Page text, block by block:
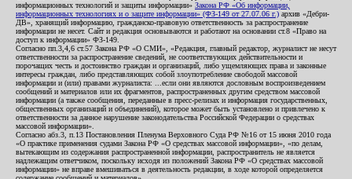
информационных технологий и защиты информации» Закона РФ «Об информации,
информационных технологиях и о защите информации» (ФЗ-149 от 27.07.06 г.) архив «Дебри-
ДВ», хранящий информацию, гражданско-правовую ответственность за распространение
информации не несет. Сайт и редакция основываются и работают на основании ст.8 «Право на
доступ к информации» ФЗ-149.
Согласно пп.3,4,6 ст.57 Закона РФ «О СМИ», «Редакция, главный редактор, журналист не несут
ответственности за распространение сведений, не соответствующих действительности и
порочащих честь и достоинство граждан и организаций, либо ущемляющих права и законные
интересы граждан, либо представляющих собой злоупотребление свободой массовой
информации и (или) правами журналиста: ...если они являются дословным воспроизведением
сообщений и материалов или их фрагментов, распространенных другим средством массовой
информации (а также сообщения, переданные в пресс-релизах и информация государственных,
общественных организаций и объединений), которое может быть установлено и привлечено к
ответственности за данное нарушение законодательства Российской Федерации о средствах
массовой информации».
Согласно абз.3, п.13 Постановления Пленума Верховного Суда РФ №16 от 15 июня 2010 года
«О практике применения судами Закона РФ «О средствах массовой информации», «по делам,
вытекающим из содержания распространенной информации, распространитель не является
надлежащим ответчиком, поскольку исходя из положений Закона РФ «О средствах массовой
информации» не вправе вмешиваться в деятельность редакции, в ходе которой определяется